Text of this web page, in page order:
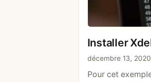
Installer
décembre 13, 2020
Pour cet